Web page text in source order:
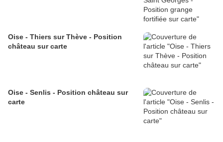
Oise - Thiers sur Thève - Position
château sur carte
Oise - Senlis - Position château sur
carte